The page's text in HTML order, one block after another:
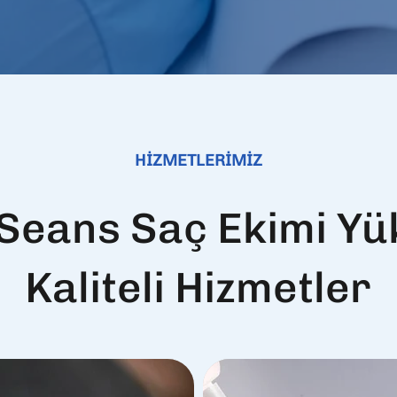
HİZMETLERİMİZ
Saç Ekimi
Kaliteli Hizmetler